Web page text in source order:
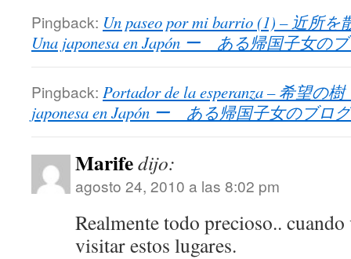
Pingback: Un paseo por mi barrio (1) – 近所を
Una japonesa en Japón ー ある帰国子女の
Pingback: Portador de la esperanza – 希望の
japonesa en Japón ー ある帰国子女のブログ
Marifedijo:
agosto 24, 2010 a las 8:02 pm
Realmente todo precioso..
visitar estos lugares.